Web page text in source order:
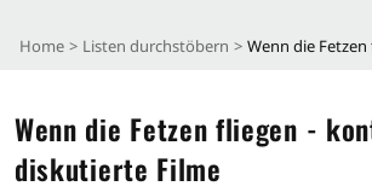
Home Listen durchstöbern
Wenn die Fetzen fliegen -
diskutierte Filme